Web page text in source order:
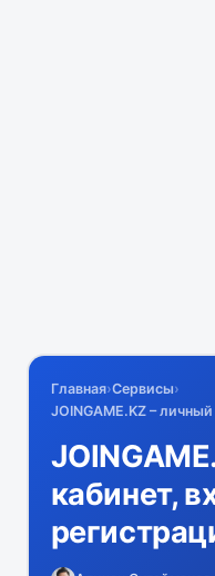
Главная›Сервисы›
JOINGAME.KZ –
кабинет,